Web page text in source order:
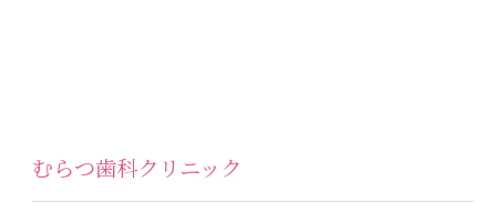
むらつ歯科クリニック